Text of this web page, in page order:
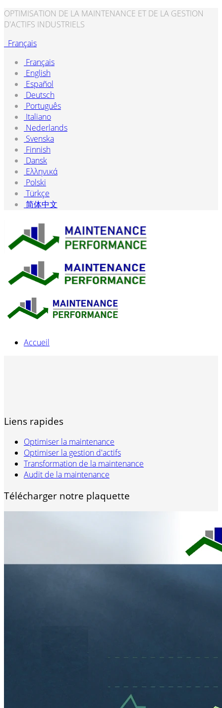
OPTIMISATION DE LA MAINTENANCE ET DE LA GESTION
D'ACTIFS INDUSTRIELS
Français
Français
English
Español
Deutsch
Português
Italiano
Nederlands
Svenska
Finnish
Dansk
Ελληνικά
Polski
Türkçe
简体中文
Accueil
Liens rapides
Optimiser la maintenance
Optimiser la gestion d'actifs
Transformation de la maintenance
Audit de la maintenance
Télécharger notre plaquette